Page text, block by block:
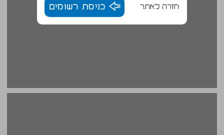
חזרה לאתר כניסת רשומים